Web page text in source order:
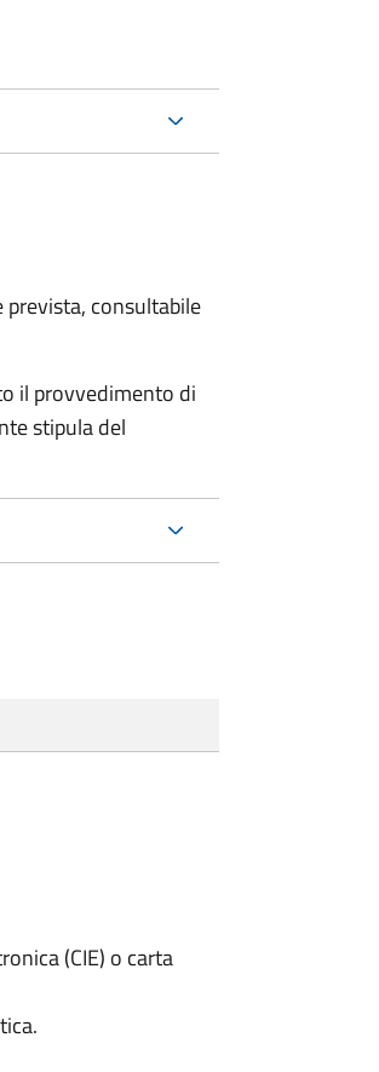
consultabile
il provvedimento di
stipula del
(CIE) o carta